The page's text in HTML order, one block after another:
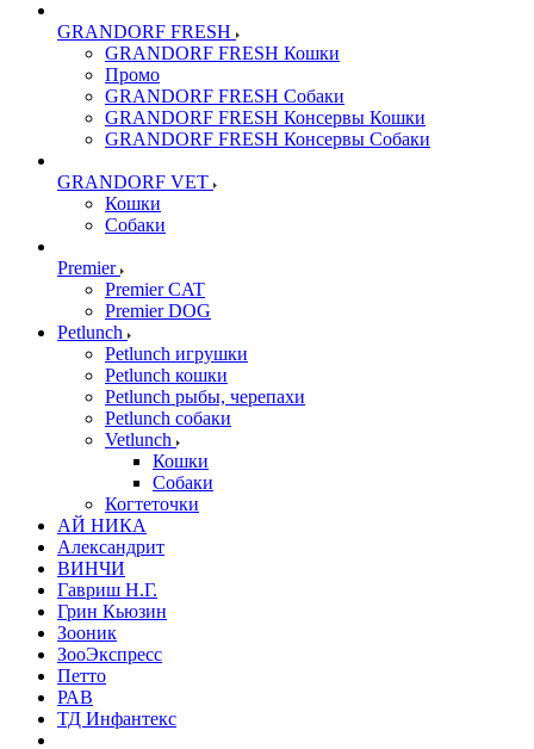
GRANDORF FRESH
GRANDORF FRESH Кошки
Промо
GRANDORF FRESH Собаки
GRANDORF FRESH Консервы Кошки
GRANDORF FRESH Консервы Собаки
GRANDORF VET
Кошки
Собаки
Premier
Premier CAT
Premier DOG
Petlunch
Petlunch игрушки
Petlunch кошки
Petlunch рыбы, черепахи
Petlunch собаки
Vetlunch
Кошки
Собаки
Когтеточки
АЙ НИКА
Александрит
ВИНЧИ
Гавриш Н.Г.
Грин Кьюзин
Зооник
ЗооЭкспресс
Петто
РАВ
ТД Инфантекс